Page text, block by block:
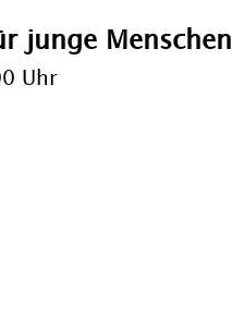
junge Menschen
Uhr